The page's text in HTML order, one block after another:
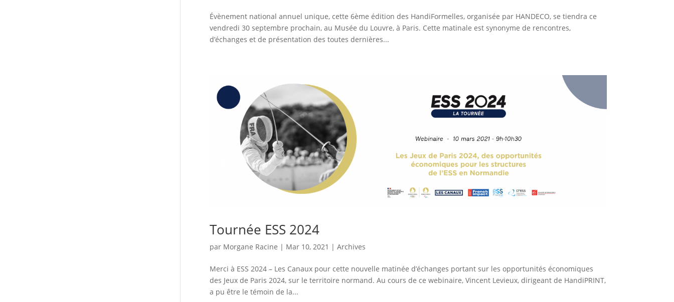
Évènement national annuel unique, cette 6ème édition des HandiFormelles, organisée par HANDECO, se tiendra ce
vendredi 30 septembre prochain, au Musée du Louvre, à Paris. Cette matinale est synonyme de rencontres,
d’échanges et de présentation des toutes dernières...
Tournée ESS 2024
par Morgane Racine | Mar 10, 2021 | Archives
Merci à ESS 2024 – Les Canaux pour cette nouvelle matinée d’échanges portant sur les opportunités économiques
des Jeux de Paris 2024, sur le territoire normand. Au cours de ce webinaire, Vincent Levieux, dirigeant de HandiPRINT,
a pu être le témoin de la...